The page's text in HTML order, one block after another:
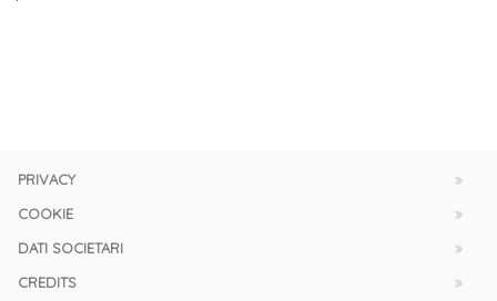
PRIVACY
COOKIE
DATI SOCIETARI
CREDITS